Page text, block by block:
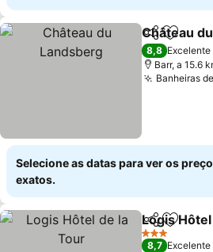
Partilhar
Château
8,8 Excelente
Barr, a 15.6
Banheiras
Selecione as datas para ver os
exatos.
Partilhar
Logis
3 Estrelas
8,7 Excelente